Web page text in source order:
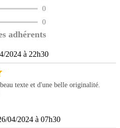
0
0
adhérents
2024 à 22h30
texte et d'une belle originalité.
04/2024 à 07h30